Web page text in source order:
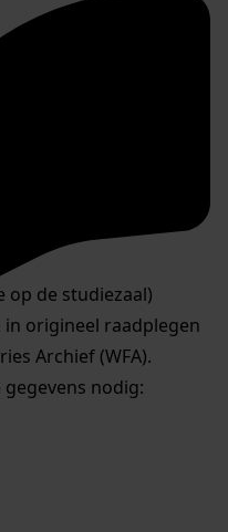
op de studiezaal)
origineel raadplegen
Archief (WFA).
nodig: